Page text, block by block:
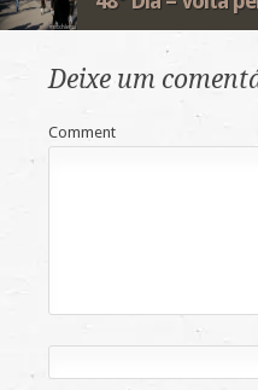
Deixe um
Comment